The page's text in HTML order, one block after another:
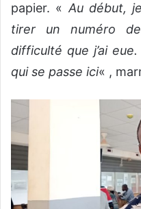
papier. «Au début,
tirer un numéro de
difficulté que j’ai
qui se passe ici« ,